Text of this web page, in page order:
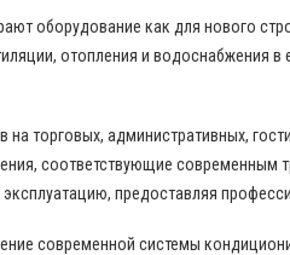
оборудование как для нового
отопления и водоснабжения
на торговых, административных,
соответствующие
предоставляя
современной системы